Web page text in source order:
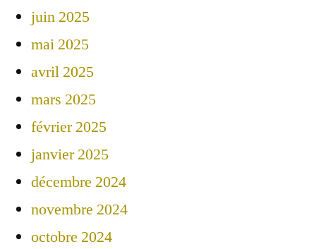
juin 2025
mai 2025
avril 2025
mars 2025
février 2025
janvier 2025
décembre 2024
novembre 2024
octobre 2024